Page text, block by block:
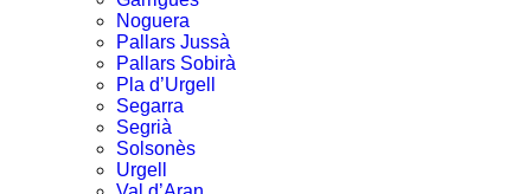
Noguera
Pallars Jussà
Pallars Sobirà
Pla d’Urgell
Segarra
Segrià
Solsonès
Urgell